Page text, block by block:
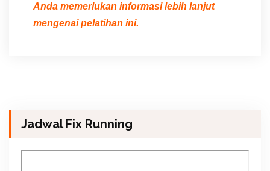
Anda memerlukan informasi lebih lanjut
mengenai pelatihan ini.
Jadwal Fix Running